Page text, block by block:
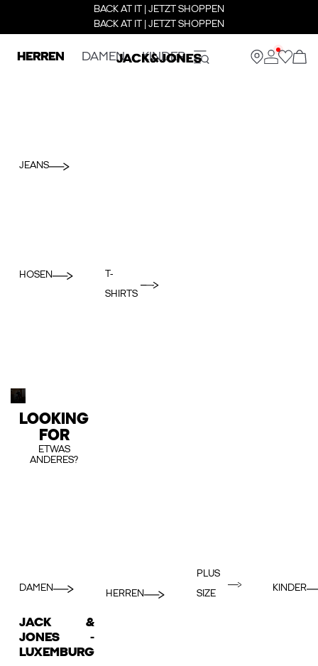
BACK AT IT | JETZT SHOPPEN
BACK AT IT | JETZT SHOPPEN
HERREN DAMEN KINDER
JEANS
HOSEN
T-
SHIRTS
LOOKING
FOR
ETWAS
ANDERES?
DAMEN
HERREN
PLUS
SIZE
KINDER
JACK &
JONES -
LUXEMBURG